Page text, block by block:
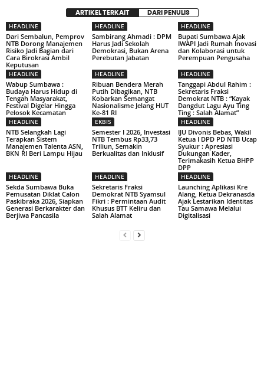
ARTIKEL TERKAIT DARI PENULIS
HEADLINE
Dari Sembalun, Pemprov
NTB Dorong Manajemen
Risiko Jadi Bagian dari
Cara Birokrasi Ambil
Keputusan
HEADLINE
Sambirang Ahmadi : DPM
Harus Jadi Sekolah
Demokrasi, Bukan Arena
Perebutan Jabatan
HEADLINE
Bupati Sumbawa Ajak
IWAPI Jadi Rumah Inovasi
dan Kolaborasi untuk
Perempuan Pengusaha
HEADLINE
Wabup Sumbawa :
Budaya Harus Hidup di
Tengah Masyarakat,
Festival Digelar Hingga
Pelosok Kecamatan
HEADLINE
Ribuan Bendera Merah
Putih Dibagikan, NTB
Kobarkan Semangat
Nasionalisme Jelang HUT
Ke-81 RI
HEADLINE
Tanggapi Abdul Rahim :
Sekretaris Fraksi
Demokrat NTB : “Kayak
Dangdut Lagu Ayu Ting
Ting : Salah Alamat”
HEADLINE
NTB Selangkah Lagi
Terapkan Sistem
Manajemen Talenta ASN,
BKN RI Beri Lampu Hijau
EKBIS
Semester I 2026, Investasi
NTB Tembus Rp33,73
Triliun, Semakin
Berkualitas dan Inklusif
HEADLINE
IJU Divonis Bebas, Wakil
Ketua I DPD PD NTB Ucap
Syukur : Apresiasi
Dukungan Kader,
Terimakasih Ketua BHPP
DPP
HEADLINE
Sekda Sumbawa Buka
Pemusatan Diklat Calon
Paskibraka 2026, Siapkan
Generasi Berkarakter dan
Berjiwa Pancasila
HEADLINE
Sekretaris Fraksi
Demokrat NTB Syamsul
Fikri : Permintaan Audit
Khusus BTT Keliru dan
Salah Alamat
HEADLINE
Launching Aplikasi Kre
Alang, Ketua Dekranasda
Ajak Lestarikan Identitas
Tau Samawa Melalui
Digitalisasi